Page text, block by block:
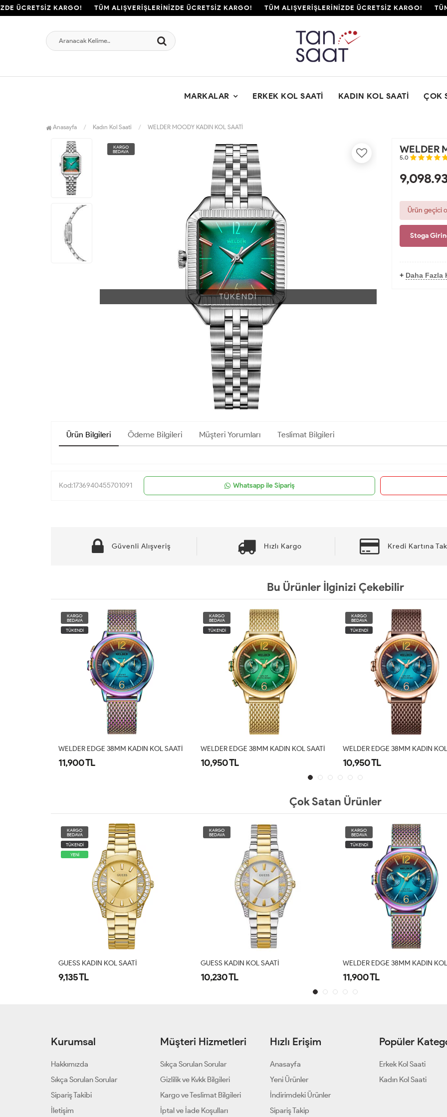
ÜCRETSİZ KARGO! TÜM ALIŞVERİŞLERİNİZDE ÜCRETSİZ KARGO! TÜM ALIŞVERİŞLERİNİZDE ÜCRETSİZ KARGO!
MARKALAR ERKEK KOL SAATI KADIN KOL SAATI ÇOK
Anasayfa Kadın Kol Saati WELDER MOODY KADIN KOL SAATİ
KARGO
BEDAVA
TÜKENDİ
WELDER
5.0
Ürün geçici
Stoga
+ Daha Fazla
Ürün Bilgileri Ödeme Bilgileri Müşteri Yorumları Teslimat Bilgileri
Kod:1736940455701091 Whatsapp ile Sipariş
Güvenli Alışveriş Hızlı Kargo Kredi Kartına
Bu Ürünler İlginizi Çekebilir
KARGO
BEDAVA
TÜKENDİ
WELDER EDGE 38MM KADIN KOL SAATI
10,950 TL
KARGO
BEDAVA
TÜKENDİ
WELDER EDGE 38MM KADIN KOL SAATI
10,950 TL
KARGO
BEDAVA
TÜKENDİ
WELDER EDGE 38MM KADIN
8,690 TL
Çok Satan Ürünler
KARGO
BEDAVA
GUESS KADIN KOL SAATI
10,230 TL
KARGO
BEDAVA
WELDER EDGE 38MM KADIN KOL SAATI
11,900 TL
KARGO
BEDAVA
YENİ
GUESS KADIN KOL SAATI
24,500 TL
Kurumsal
Hakkımızda
Sıkça Sorulan Sorular
Sipariş Takibi
İletişim
Müşteri Hizmetleri
Sıkça Sorulan Sorular
Gizlilik ve Kvkk Bilgileri
Kargo ve Teslimat Bilgileri
İptal ve İade Koşulları
Hızlı Erişim
Anasayfa
Yeni Ürünler
İndirimdeki Ürünler
Sipariş Takip
Popüler
Erkek Kol Saati
Kadın Kol Saati